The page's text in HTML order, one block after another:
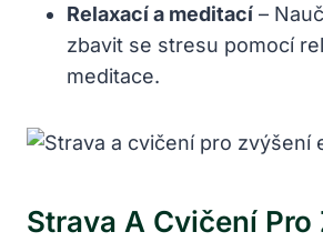
Relaxací a meditací –
zbavit se stresu pomocí
meditace.
Strava A Cvičení Pro